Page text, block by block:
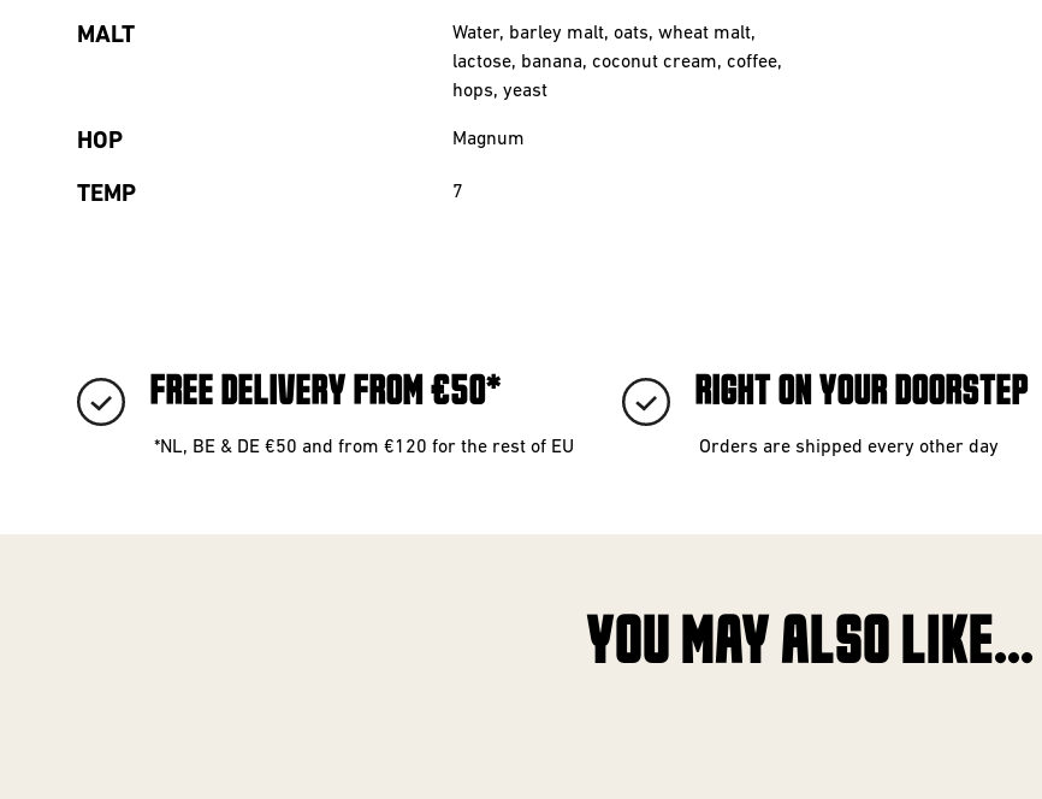
MALT
Water, barley malt, oats, wheat malt,
lactose, banana, coconut cream, coffee,
hops, yeast
HOP Magnum
TEMP 7
FREE DELIVERY FROM €50*
*NL, BE & DE €50 and from €120 for the rest of EU
RIGHT ON YOUR DOORSTEP
Orders are shipped every other day
YOU MAY ALSO LIKE...